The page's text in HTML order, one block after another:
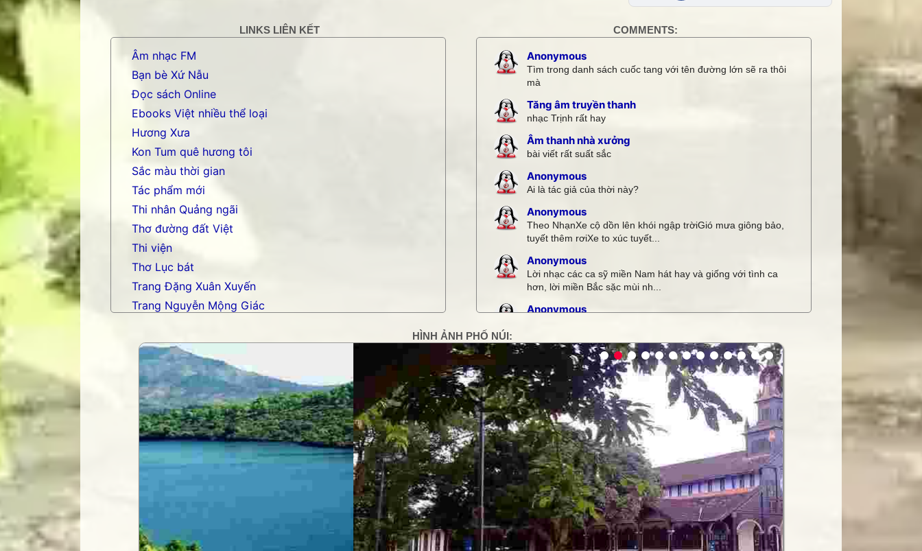
LINKS LIÊN KẾT
Âm nhạc FM
Bạn bè Xứ Nẫu
Đọc sách Online
Ebooks Việt nhiều thể loại
Hương Xưa
Kon Tum quê hương tôi
Sắc màu thời gian
Tác phẩm mới
Thi nhân Quảng ngãi
Thơ đường đất Việt
Thi viện
Thơ Lục bát
Trang Đặng Xuân Xuyến
Trang Nguyễn Mộng Giác
Trang Phạm Duy
Trang thơ Hoàng Nguyên Chương
Trang thơ Thụy Du
Trang thơ+ Luân Hoán
Trang VHNT Thanh niên
Truyện.com
Văn chương Việt
COMMENTS:
Anonymous
Tìm trong danh sách cuốc tang với tên đường lớn sẽ ra thôi
mà
Tăng âm truyền thanh
nhạc Trịnh rất hay
Âm thanh nhà xưởng
bài viết rất suất sắc
Anonymous
Ai là tác giả của thời này?
Anonymous
Theo NhạnXe cộ dồn lên khói ngập trờiGió mưa giông bảo,
tuyết thêm rơiXe to xúc tuyết...
Anonymous
Lời nhạc các ca sỹ miền Nam hát hay và giống với tình ca
hơn, lời miền Bắc sặc mùi nh...
Anonymous
Anonymous
tôi thấy nó khá là hay
Thiết bị âm thanh hội trường
hoa dã quỳ rất đẹp
Loa hội trường chính hãng
thơ rất hay
Xem thêm bình luận
HÌNH ẢNH PHỐ NÚI: